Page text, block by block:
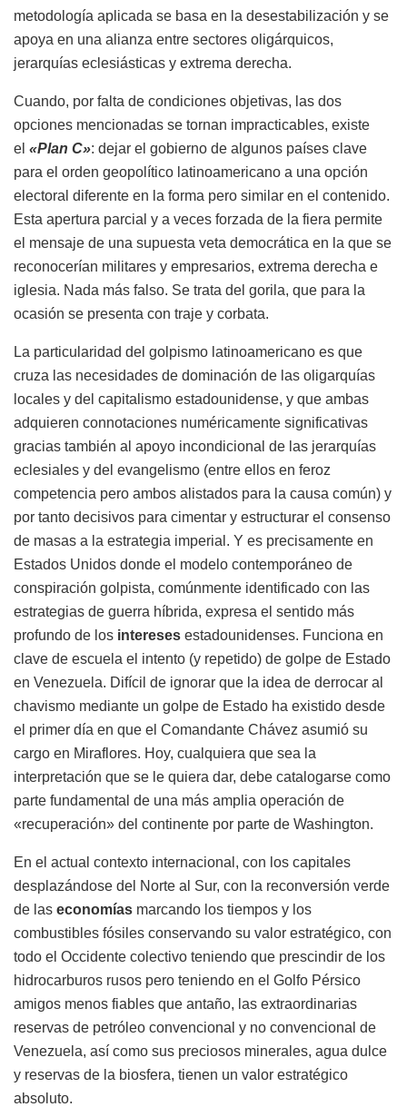
metodología aplicada se basa en la desestabilización y se
apoya en una alianza entre sectores oligárquicos,
jerarquías eclesiásticas y extrema derecha.
Cuando, por falta de condiciones objetivas, las dos
opciones mencionadas se tornan impracticables, existe
el «Plan C»: dejar el gobierno de algunos países clave
para el orden geopolítico latinoamericano a una opción
electoral diferente en la forma pero similar en el contenido.
Esta apertura parcial y a veces forzada de la fiera permite
el mensaje de una supuesta veta democrática en la que se
reconocerían militares y empresarios, extrema derecha e
iglesia. Nada más falso. Se trata del gorila, que para la
ocasión se presenta con traje y corbata.
La particularidad del golpismo latinoamericano es que
cruza las necesidades de dominación de las oligarquías
locales y del capitalismo estadounidense, y que ambas
adquieren connotaciones numéricamente significativas
gracias también al apoyo incondicional de las jerarquías
eclesiales y del evangelismo (entre ellos en feroz
competencia pero ambos alistados para la causa común) y
por tanto decisivos para cimentar y estructurar el consenso
de masas a la estrategia imperial. Y es precisamente en
Estados Unidos donde el modelo contemporáneo de
conspiración golpista, comúnmente identificado con las
estrategias de guerra híbrida, expresa el sentido más
profundo de los intereses estadounidenses. Funciona en
clave de escuela el intento (y repetido) de golpe de Estado
en Venezuela. Difícil de ignorar que la idea de derrocar al
chavismo mediante un golpe de Estado ha existido desde
el primer día en que el Comandante Chávez asumió su
cargo en Miraflores. Hoy, cualquiera que sea la
interpretación que se le quiera dar, debe catalogarse como
parte fundamental de una más amplia operación de
«recuperación» del continente por parte de Washington.
En el actual contexto internacional, con los capitales
desplazándose del Norte al Sur, con la reconversión verde
de las economías marcando los tiempos y los
combustibles fósiles conservando su valor estratégico, con
todo el Occidente colectivo teniendo que prescindir de los
hidrocarburos rusos pero teniendo en el Golfo Pérsico
amigos menos fiables que antaño, las extraordinarias
reservas de petróleo convencional y no convencional de
Venezuela, así como sus preciosos minerales, agua dulce
y reservas de la biosfera, tienen un valor estratégico
absoluto.